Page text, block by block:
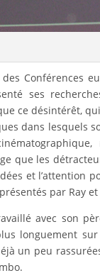
Conférences
ses
ce désintérêt,
dans lesquels
que les
et l’attention
par Ray et
avec son
longuement
un peu